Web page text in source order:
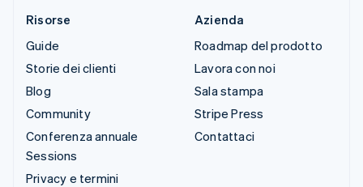
Risorse
Guide
Storie dei clienti
Blog
Community
Conferenza annuale
Sessions
Privacy e termini
Azienda
Roadmap del prodotto
Lavora con noi
Sala stampa
Stripe Press
Contattaci